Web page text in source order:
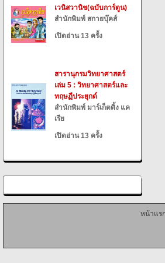
เวนิสวานิช(ฉบับการ์ตูน)
สำนักพิมพ์ สกายบุ๊คส์
เปิดอ่าน 13 ครั้ง
สารานุกรมวิทยาศาสตร์
เล่ม 5 : วิทยาศาสตร์และ
ทฤษฏีประยุกต์
สำนักพิมพ์ มาร์เก็ตติ้ง แค
เรีย
เปิดอ่าน 13 ครั้ง
หน้าแร